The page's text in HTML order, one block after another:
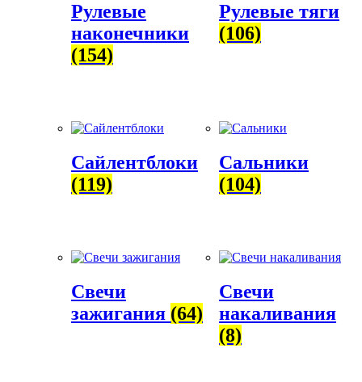
Рулевые
наконечники
(154)
Рулевые тяги
(106)
Сайлентблоки
(119)
Сальники
(104)
Свечи
зажигания (64)
Свечи
накаливания
(8)